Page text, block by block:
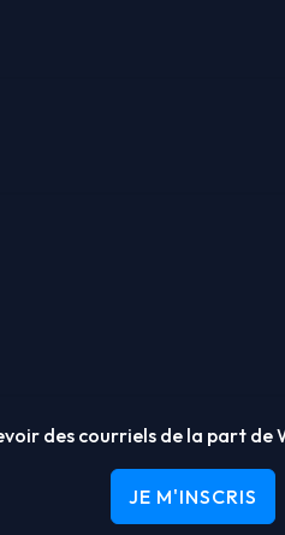
des courriels de la part de
JE M'INSCRIS